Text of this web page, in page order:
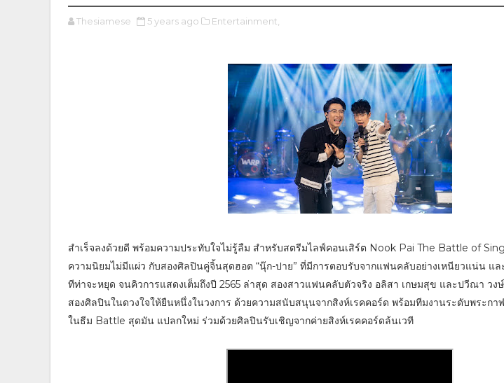
Thesiamese 5 years ago Entertainment,
สำเร็จลงด้วยดี พร้อมความประทับใจไม่รู้ลืม สำหรับสตรีมไลฟ์คอนเสิร์ต Nook Pai The Battle of
ความนิยมไม่มีแผ่ว กับสองศิลปินคู่จิ้นสุดฮอต “นุ๊ก-ปาย” ที่มีการตอบรับจากแฟนคลับอย่างเหนียวแน่น แ
ทีท่าจะหยุด จนคิวการแสดงเต็มถึงปี 2565 ล่าสุด สองสาวแฟนคลับตัวจริง อลิสา เกษมสุข และปวีณา ว
สองศิลปินในดวงใจให้ยืนหนึ่งในวงการ ด้วยความสนับสนุนจากสิงห์เรคคอร์ด พร้อมทีมงานระดับพระกา
ในธีม Battle สุดมัน แปลกใหม่ ร่วมด้วยศิลปินรับเชิญจากค่ายสิงห์เรคคอร์ดล้นเวที